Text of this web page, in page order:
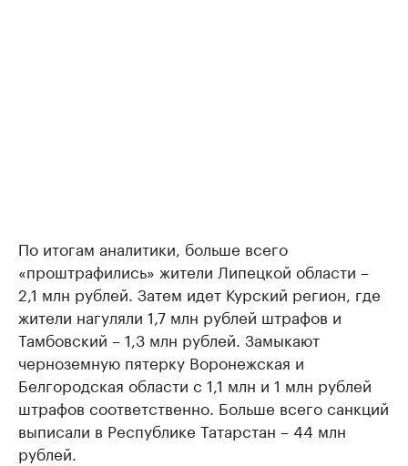
По итогам аналитики, больше всего
«проштрафились» жители Липецкой области –
2,1 млн рублей. Затем идет Курский регион, где
жители нагуляли 1,7 млн рублей штрафов и
Тамбовский – 1,3 млн рублей. Замыкают
черноземную пятерку Воронежская и
Белгородская области с 1,1 млн и 1 млн рублей
штрафов соответственно. Больше всего санкций
выписали в Республике Татарстан – 44 млн
рублей.